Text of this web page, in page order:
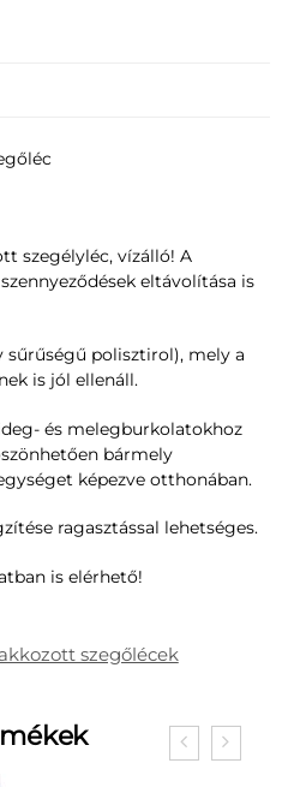
szegélyléc, vízálló! A
eltávolítása is
sűrűségű polisztirol), mely a
is jól ellenáll.
és melegburkolatokhoz
bármely
képezve otthonában.
ragasztással lehetséges.
is elérhető!
szegőlécek